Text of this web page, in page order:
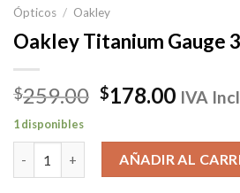
Ópticos / Oakley
Oakley Titanium Gauge
$259.00 El
original
era:
$259.00.
$178.00El
actual
es:
IVA
1 disponibles
Oakley Titanium Gauge 3.2 Matte
AÑADIR AL